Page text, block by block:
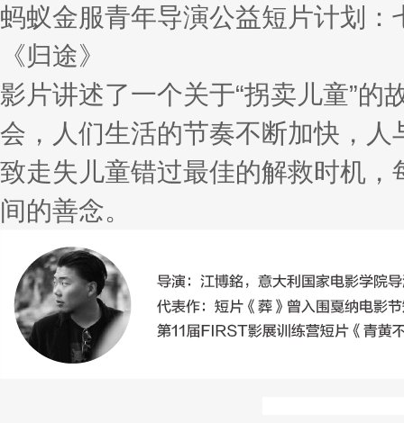
蚂蚁金服青年导演公益短片计划
《归途》
影片讲述了一个关于“拐卖儿童”
会，人们生活的节奏不断加快，
致走失儿童错过最佳的解救时机
间的善念。